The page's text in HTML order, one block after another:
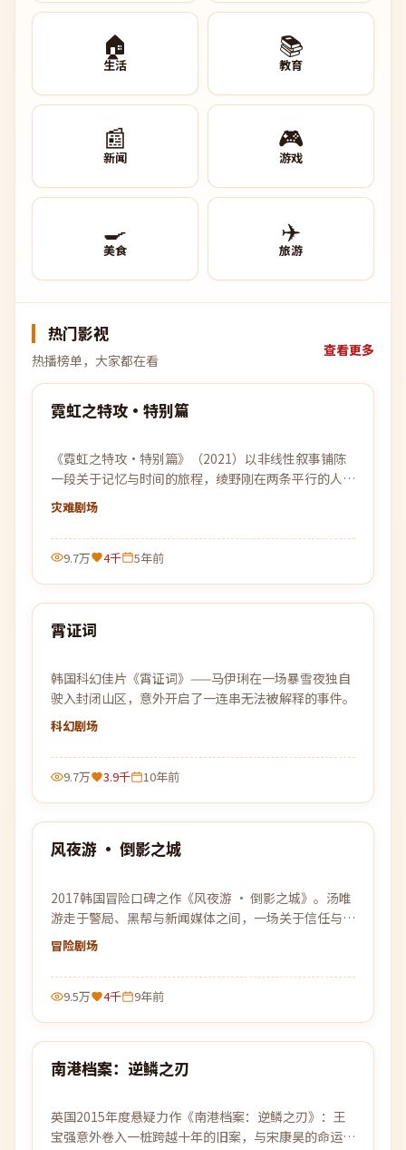
🏠
生活
📚
教育
📰
新闻
🎮
游戏
🍳
美食
✈️
旅游
热门影视
热播榜单，大家都在看
查看更多
热门
99:38
霓虹之特攻·特别篇
《霓虹之特攻·特别篇》（2021）以非线性叙事铺陈
一段关于记忆与时间的旅程，绫野刚在两条平行的人生
轨迹中寻找自我的答案。
灾难剧场
9.7万 4千 5年前
热门
霄证词
韩国科幻佳片《霄证词》——马伊琍在一场暴雪夜独自
驶入封闭山区，意外开启了一连串无法被解释的事件。
科幻剧场
9.7万 3.9千 10年前
热门
99:08
风夜游 · 倒影之城
2017韩国冒险口碑之作《风夜游 · 倒影之城》。汤唯
游走于警局、黑帮与新闻媒体之间，一场关于信任与背
叛的猫鼠游戏即将上演。
冒险剧场
9.5万 4千 9年前
热门
99:22
南港档案：逆鳞之刃
英国2015年度悬疑力作《南港档案：逆鳞之刃》：王
宝强意外卷入一桩跨越十年的旧案，与宋康昊的命运纠